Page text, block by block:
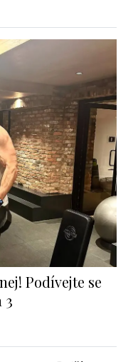
Podívejte se
3